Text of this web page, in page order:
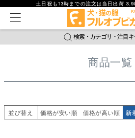
土日祝も13時までの注文は当日出荷
検索・カテゴリ・注目
＼注目ワード／
ジャージ 防蚊 腹巻 撥水レ
新作アイテム
ご
在庫なし商品を表示しない
商品番号
並び順
価格が高い順
レビュー数順
商品一覧
価格が安い順
価格が高い順
レビュー順
キーワードヒット順
検索
並び替え 価格が安い順 価格が高い順 新